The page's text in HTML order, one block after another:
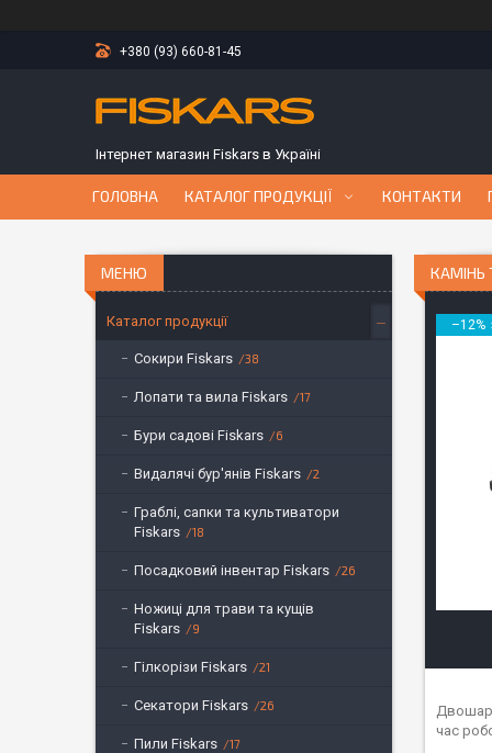
+380 (93) 660-81-45
Інтернет магазин Fiskars в Україні
ГОЛОВНА КАТАЛОГ ПРОДУКЦІЇ КОНТАКТИ
КАМІНЬ
–12%
час
Каталог продукції
Сокири Fiskars 38
Лопати та вила Fiskars 17
Бури садові Fiskars 6
Видалячі бур'янів Fiskars 2
Граблі, сапки та культиватори
Fiskars
18
Посадковий інвентар Fiskars 26
Ножиці для трави та кущів
Fiskars
9
Гілкорізи Fiskars 21
Секатори Fiskars 26
Пили Fiskars 17